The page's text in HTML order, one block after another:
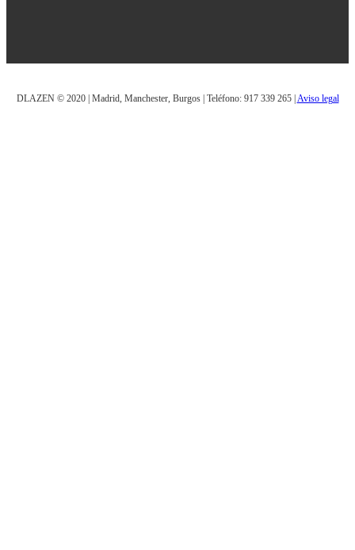
DLAZEN © 2020 | Madrid, Manchester, Burgos | Teléfono: 917 339 265 | Aviso legal